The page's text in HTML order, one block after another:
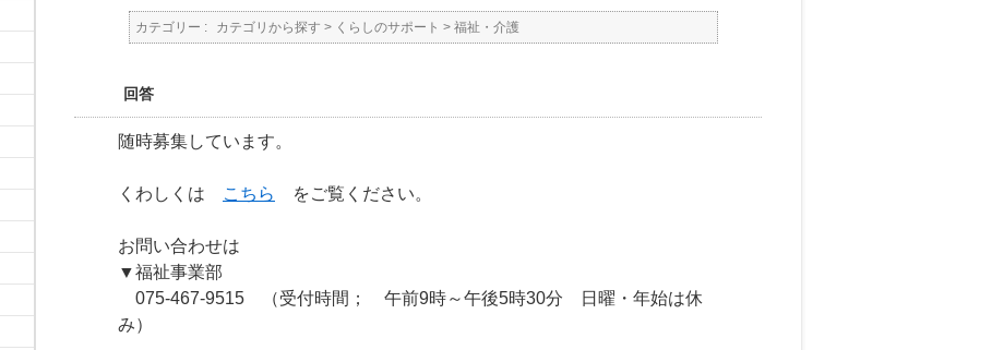
カテゴリー : カテゴリから探す > くらしのサポート > 福祉・介護
回答
随時募集しています。
くわしくは こちら をご覧ください。
お問い合わせは
▼福祉事業部
075-467-9515 （受付時間； 午前9時～午後5時30分 日曜・年始は休
み）